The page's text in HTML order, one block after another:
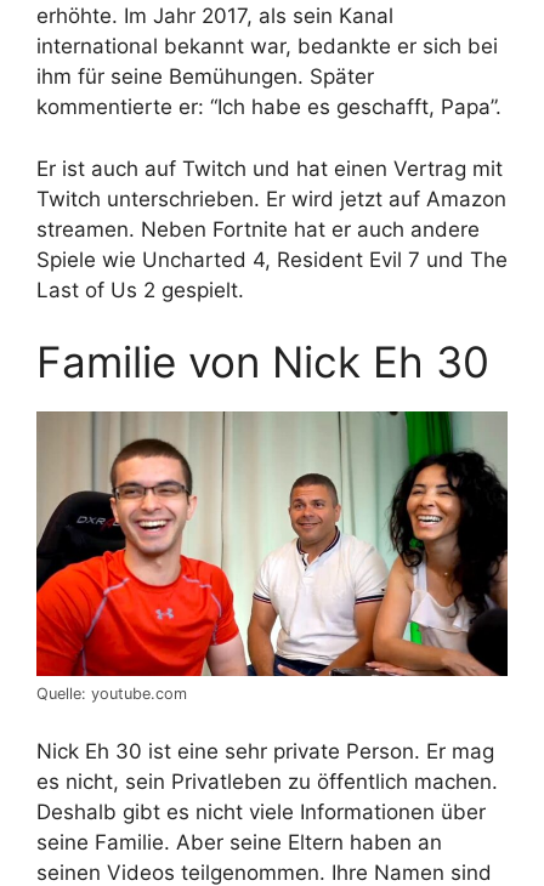
erhöhte. Im Jahr 2017, als sein Kanal
international bekannt war, bedankte er sich bei
ihm für seine Bemühungen. Später
kommentierte er: “Ich habe es geschafft, Papa”.
Er ist auch auf Twitch und hat einen Vertrag mit
Twitch unterschrieben. Er wird jetzt auf Amazon
streamen. Neben Fortnite hat er auch andere
Spiele wie Uncharted 4, Resident Evil 7 und The
Last of Us 2 gespielt.
Familie von Nick Eh 30
Quelle: youtube.com
Nick Eh 30 ist eine sehr private Person. Er mag
es nicht, sein Privatleben zu öffentlich machen.
Deshalb gibt es nicht viele Informationen über
seine Familie. Aber seine Eltern haben an
seinen Videos teilgenommen. Ihre Namen sind